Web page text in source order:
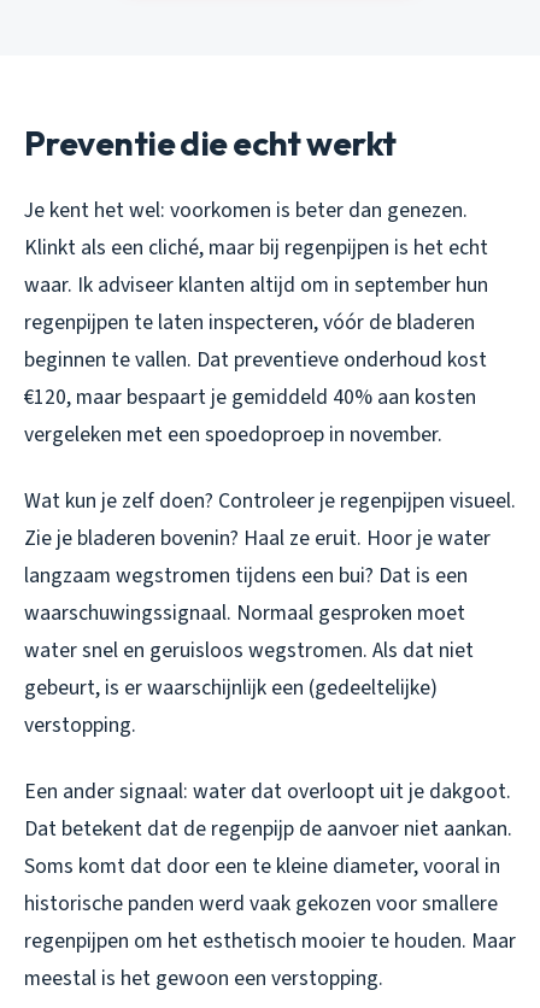
Preventie die echt werkt
Je kent het wel: voorkomen is beter dan genezen.
Klinkt als een cliché, maar bij regenpijpen is het echt
waar. Ik adviseer klanten altijd om in september hun
regenpijpen te laten inspecteren, vóór de bladeren
beginnen te vallen. Dat preventieve onderhoud kost
€120, maar bespaart je gemiddeld 40% aan kosten
vergeleken met een spoedoproep in november.
Wat kun je zelf doen? Controleer je regenpijpen visueel.
Zie je bladeren bovenin? Haal ze eruit. Hoor je water
langzaam wegstromen tijdens een bui? Dat is een
waarschuwingssignaal. Normaal gesproken moet
water snel en geruisloos wegstromen. Als dat niet
gebeurt, is er waarschijnlijk een (gedeeltelijke)
verstopping.
Een ander signaal: water dat overloopt uit je dakgoot.
Dat betekent dat de regenpijp de aanvoer niet aankan.
Soms komt dat door een te kleine diameter, vooral in
historische panden werd vaak gekozen voor smallere
regenpijpen om het esthetisch mooier te houden. Maar
meestal is het gewoon een verstopping.